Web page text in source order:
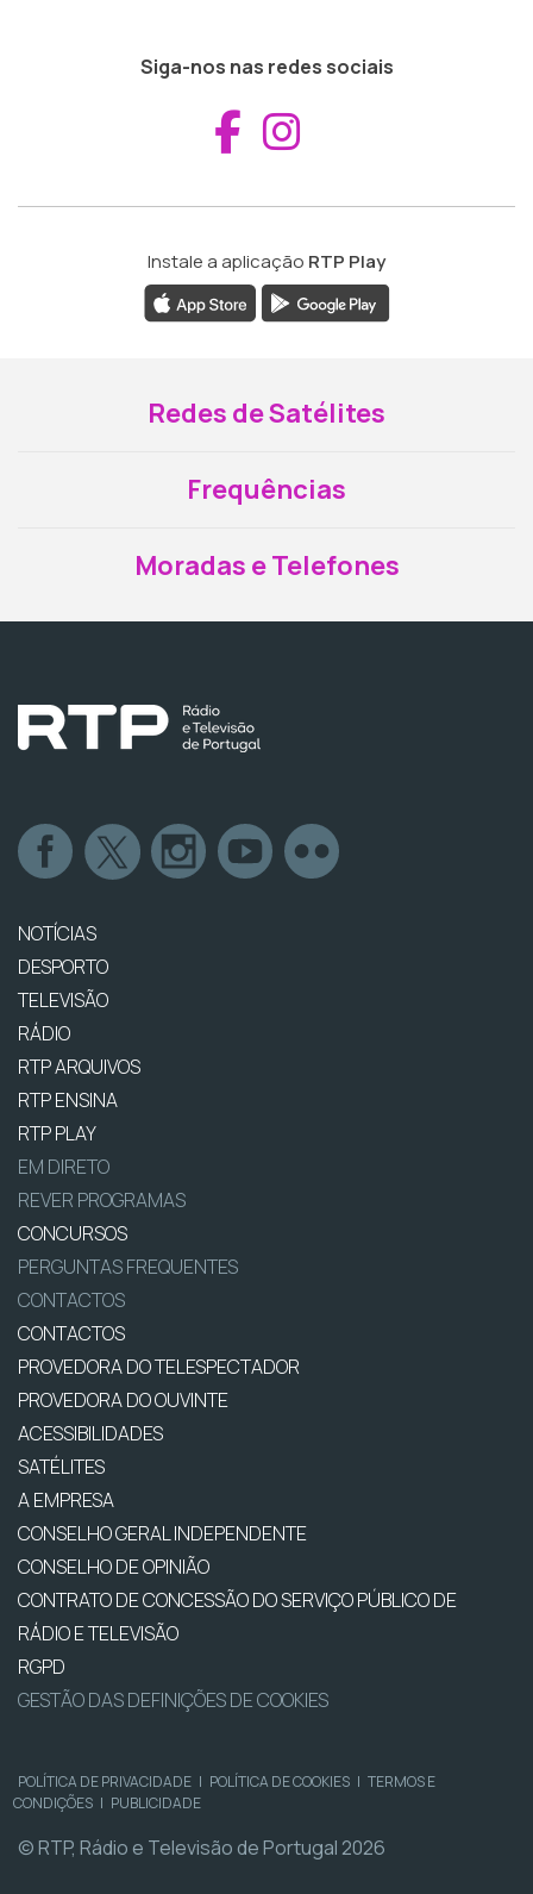
Siga-nos nas redes sociais
Aceder ao
Instale a aplicação RTP Play
Redes de Satélites
Frequências
Moradas e Telefones
NOTÍCIAS
DESPORTO
TELEVISÃO
RÁDIO
RTP ARQUIVOS
RTP ENSINA
RTP PLAY
EM DIRETO
REVER PROGRAMAS
CONCURSOS
PERGUNTAS FREQUENTES
CONTACTOS
CONTACTOS
PROVEDORA DO TELESPECTADOR
PROVEDORA DO OUVINTE
ACESSIBILIDADES
SATÉLITES
A EMPRESA
CONSELHO GERAL INDEPENDENTE
CONSELHO DE OPINIÃO
CONTRATO DE CONCESSÃO DO SERVIÇO PÚBLICO DE
RÁDIO E TELEVISÃO
RGPD
GESTÃO DAS DEFINIÇÕES DE COOKIES
POLÍTICA DE PRIVACIDADE | POLÍTICA DE COOKIES | TERMOS E
CONDIÇÕES | PUBLICIDADE
© RTP, Rádio e Televisão de Portugal 2026